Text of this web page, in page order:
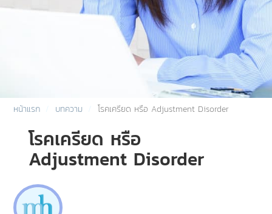
หน้าแรก บทความ โรคเครียด หรือ Adjustment Disorder
โรคเครียด หรือ
Adjustment Disorder